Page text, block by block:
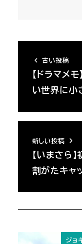
古い投稿
【ドラマメ
い世界に
新しい投稿
【いまさら
割がたキャ
ジョ